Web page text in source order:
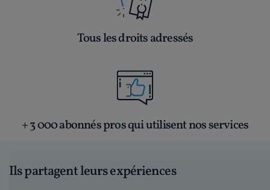
Tous les droits adressés
+ 3 000 abonnés pros qui utilisent nos services
Ils partagent leurs expériences